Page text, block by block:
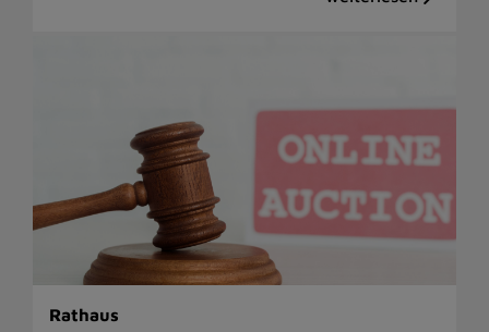
Rathaus